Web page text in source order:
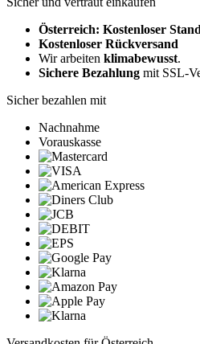
Österreich: Kostenloser
Kostenloser Rückversand
Wir arbeiten klimabewusst.
Sichere Bezahlung mit SSL-
Sicher bezahlen mit
Nachnahme
Vorauskasse